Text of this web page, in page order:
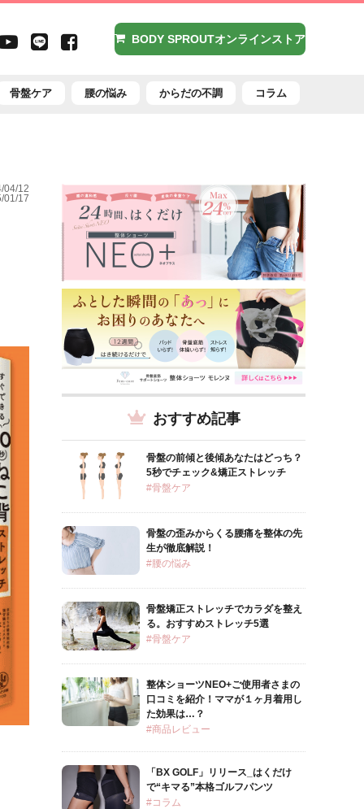
旧
）
Youtube
LINE FacebookBODY SPROUTオンラインストア
骨盤ケア 腰の悩み からだの不調 コラム
04/12
01/17
おすすめ記事
骨盤の前傾と後傾あなたはどっち？
5秒でチェック&矯正ストレッチ
#骨盤ケア
骨盤の歪みからくる腰痛を整体の先
生が徹底解説！
#腰の悩み
骨盤矯正ストレッチでカラダを整え
る。おすすめストレッチ5選
#骨盤ケア
整体ショーツNEO+ご使用者さまの
口コミを紹介！ママが１ヶ月着用し
た効果は…？
#商品レビュー
「BX GOLF」リリース_はくだけ
で“キマる”本格ゴルフパンツ
#コラム